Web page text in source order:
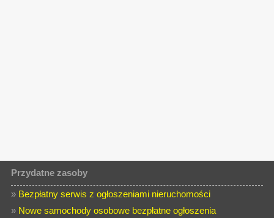
Przydatne zasoby
» Bezpłatny serwis z ogłoszeniami nieruchomości
» Nowe samochody osobowe bezpłatne ogłoszenia